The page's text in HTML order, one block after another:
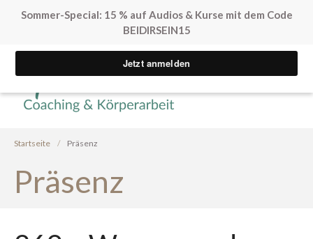
Sommer-Special: 15 % auf Audios & Kurse mit dem Code
BEIDIRSEIN15
Sex. Blockaden finden
SpürVertrauen
Yvonne Peglow Sexual Life
Startseite / Präsenz
Präsenz